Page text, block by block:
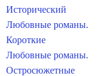
Исторический
Любовные романы.
Короткие
Любовные романы.
Остросюжетные